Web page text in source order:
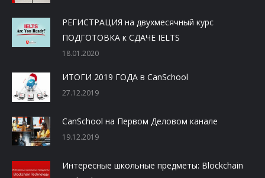
РЕГИСТРАЦИЯ на двухмесячный курс
ПОДГОТОВКА к СДАЧЕ IELTS
18.01.2020
ИТОГИ 2019 ГОДА в CanSchool
27.12.2019
CanSchool на Первом Деловом канале
19.12.2019
Интересные школьные предметы: Blockchain